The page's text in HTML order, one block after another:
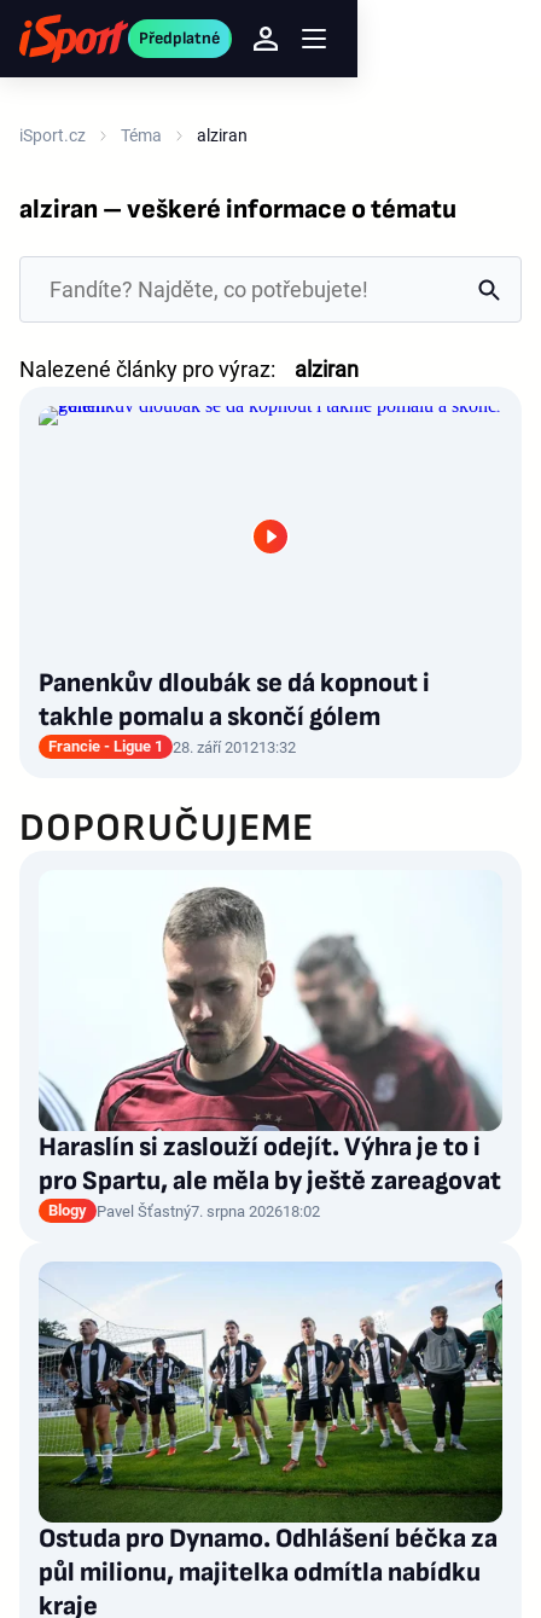
Předplatné
iSport.cz Téma alziran
alziran – veškeré informace o tématu
Nalezené články pro výraz: alziran
Panenkův dloubák se dá kopnout i
takhle pomalu a skončí gólem
Francie - Ligue 1 28. září 201213:32
DOPORUČUJEME
Haraslín si zaslouží odejít. Výhra je to i
pro Spartu, ale měla by ještě zareagovat
Blogy Pavel Šťastný7. srpna 202618:02
Ostuda pro Dynamo. Odhlášení béčka za
půl milionu, majitelka odmítla nabídku
kraje